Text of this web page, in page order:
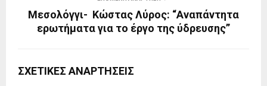
Μεσολόγγι- Κώστας Λύρος: “Αναπάντητα
ερωτήματα για το έργο της ύδρευσης”
ΣΧΕΤΙΚΈΣ ΑΝΑΡΤΉΣΕΙΣ